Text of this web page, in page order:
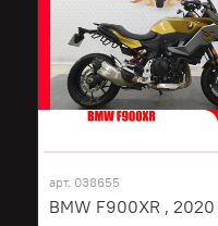
арт. 038655
BMW F900XR , 2020